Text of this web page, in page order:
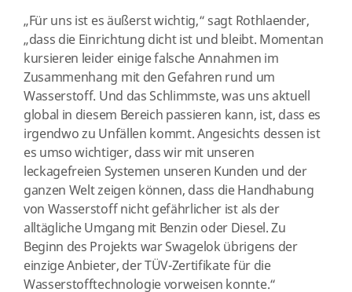
„Für uns ist es äußerst wichtig,“ sagt Rothlaender,
„dass die Einrichtung dicht ist und bleibt. Momentan
kursieren leider einige falsche Annahmen im
Zusammenhang mit den Gefahren rund um
Wasserstoff. Und das Schlimmste, was uns aktuell
global in diesem Bereich passieren kann, ist, dass es
irgendwo zu Unfällen kommt. Angesichts dessen ist
es umso wichtiger, dass wir mit unseren
leckagefreien Systemen unseren Kunden und der
ganzen Welt zeigen können, dass die Handhabung
von Wasserstoff nicht gefährlicher ist als der
alltägliche Umgang mit Benzin oder Diesel. Zu
Beginn des Projekts war Swagelok übrigens der
einzige Anbieter, der TÜV-Zertifikate für die
Wasserstofftechnologie vorweisen konnte.“